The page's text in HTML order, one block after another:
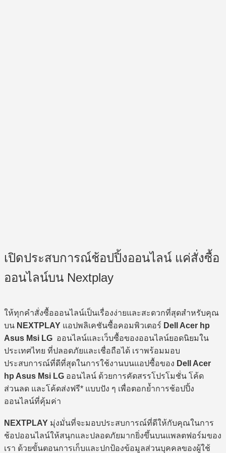
เปิดประสบการณ์ช้อปปิ้งออนไลน์ แค่สั่งซื้อ
ออนไลน์บน Nextplay
ให้ทุกคำสั่งซื้อออนไลน์เป็นเรื่องง่ายและสะดวกที่สุดสำหรับคุณ
บน NEXTPLAY แอปพลิเคชันซื้อคอมพิวเตอร์ Dell Acer hp
Asus Msi LG ออนไลน์และเว็บซื้อของออนไลน์ยอดนิยมใน
ประเทศไทย ที่ปลอดภัยและเชื่อถือได้ เราพร้อมมอบ
ประสบการณ์ที่ดีที่สุดในการใช้งานบนแอปซื้อของ Dell Acer
hp Asus Msi LG ออนไลน์ ด้วยการคัดสรรโปรโมชั่น โค้ด
ส่วนลด และโค้ดส่งฟรี* แบบปัง ๆ เพื่อตอกย้ำการช้อปปิ้ง
ออนไลน์ที่คุ้มค่า
NEXTPLAY มุ่งมั่นที่จะมอบประสบการณ์ที่ดีให้กับคุณในการ
ช้อปออนไลน์ให้สนุกและปลอดภัยมากยิ่งขึ้นบนแพลตฟอร์มของ
เรา ด้วยขั้นตอนการเก็บและปกป้องข้อมูลส่วนบุคคลของผู้ใช้